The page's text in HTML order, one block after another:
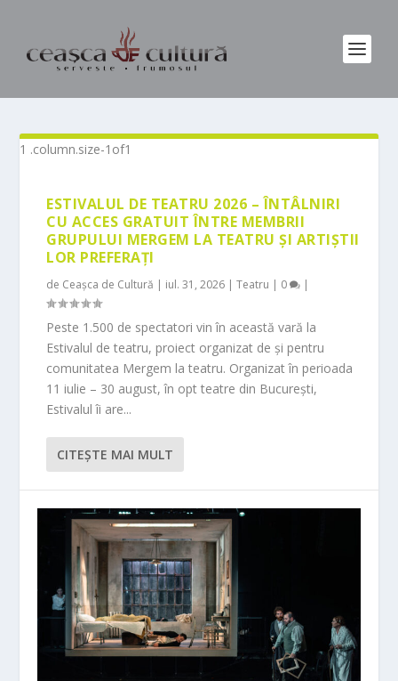
ESTIVALUL DE TEATRU 2026 – ÎNTÂLNIRI
CU ACCES GRATUIT ÎNTRE MEMBRII
GRUPULUI MERGEM LA TEATRU ȘI ARTIȘTII
LOR PREFERAȚI
de Ceașca de Cultură | iul. 31, 2026 |Teatru | 0 |
Peste 1.500 de spectatori vin în această vară la
Estivalul de teatru, proiect organizat de și pentru
comunitatea Mergem la teatru. Organizat în perioada
11 iulie – 30 august, în opt teatre din București,
Estivalul îi are...
CITEŞTE MAI MULT